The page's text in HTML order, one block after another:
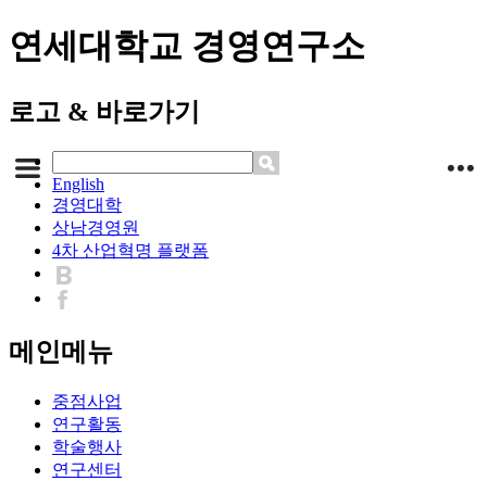
연세대학교 경영연구소
로고 & 바로가기
English
경영대학
상남경영원
4차 산업혁명 플랫폼
메인메뉴
중점사업
연구활동
학술행사
연구센터